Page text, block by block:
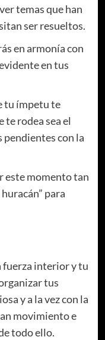
temas que han
ser resueltos.
en armonía con
en tus
tu ímpetu te
te rodea sea el
con la
este momento tan
para
fuerza interior y tu
tus
y a la vez con la
movimiento e
todo ello.